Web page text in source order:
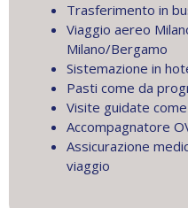
Trasferimento in
Viaggio aereo
Milano/Bergamo
Sistemazione in
Pasti come da
Visite guidate
Accompagnatore
Assicurazione
viaggio